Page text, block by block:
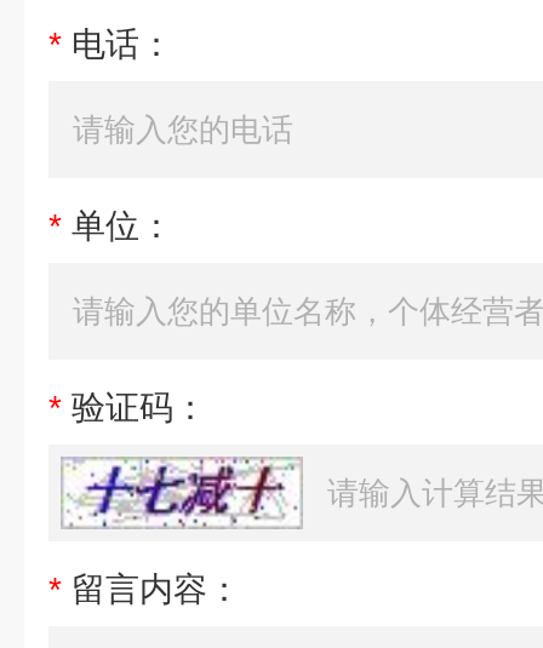
* 电话：
* 单位：
* 验证码：
* 留言内容：